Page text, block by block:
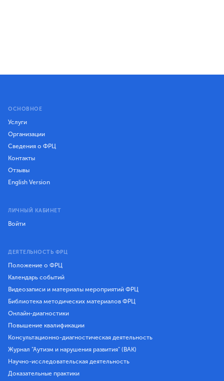
ОСНОВНОЕ
Услуги
Организации
Сведения о ФРЦ
Контакты
Отзывы
English Version
ЛИЧНЫЙ КАБИНЕТ
Войти
ДЕЯТЕЛЬНОСТЬ ФРЦ
Положение о ФРЦ
Календарь событий
Видеозаписи и материалы мероприятий ФРЦ
Библиотека методических материалов ФРЦ
Онлайн-диагностики
Повышение квалификации
Консультационно-диагностическая деятельность
Журнал "Аутизм и нарушения развития" (ВАК)
Научно-исследовательская деятельность
Доказательные практики